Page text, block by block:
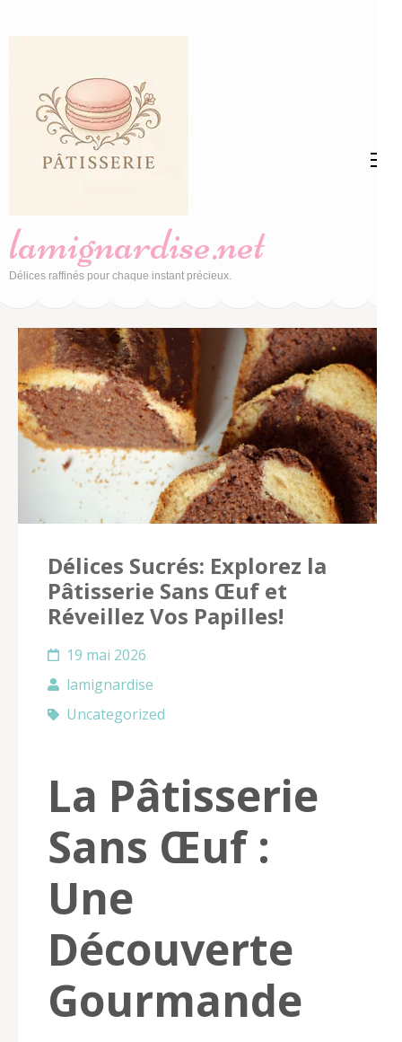
(Pressez
Entrée)
lamignardise.net
Délices raffinés pour chaque instant précieux.
Délices Sucrés: Explorez la
Pâtisserie Sans Œuf et
Réveillez Vos Papilles!
19 mai 2026
lamignardise
Uncategorized
La Pâtisserie
Sans Œuf :
Une
Découverte
Gourmande